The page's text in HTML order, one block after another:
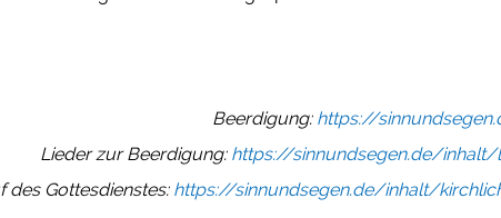
Beerdigung: https://
Lieder zur Beerdigung: https://sinnundsegen.de/
des Gottesdienstes: https://sinnundsegen.de/inhalt/